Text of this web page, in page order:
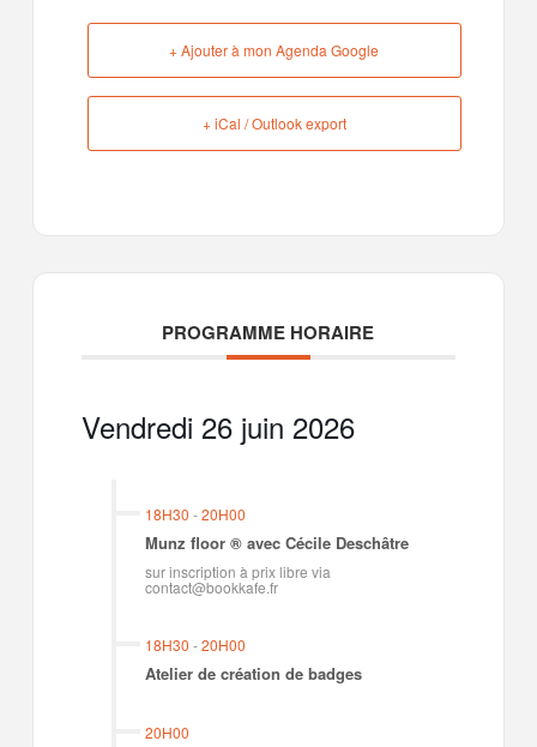
+ Ajouter à mon Agenda Google
+ iCal / Outlook export
PROGRAMME HORAIRE
Vendredi 26 juin 2026
18H30 -20H00
Munz floor ® avec Cécile Deschâtre
sur inscription à prix libre via
contact@bookkafe.fr
18H30 -20H00
Atelier de création de badges
20H00